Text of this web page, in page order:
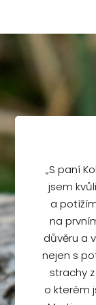
„S paní
jsem
a
na
důvěru a
nejen s
strachy
o kterém